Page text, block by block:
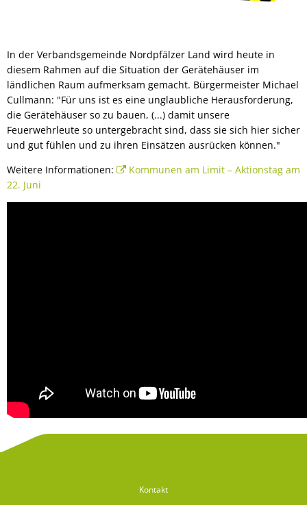
In der Verbandsgemeinde Nordpfälzer Land wird heute in
diesem Rahmen auf die Situation der Gerätehäuser im
ländlichen Raum aufmerksam gemacht. Bürgermeister Michael
Cullmann: "Für uns ist es eine unglaubliche Herausforderung,
die Gerätehäuser so zu bauen, (...) damit unsere
Feuerwehrleute so untergebracht sind, dass sie sich hier sicher
und gut fühlen und zu ihren Einsätzen ausrücken können."
Weitere Informationen:
Kommunen am Limit – Aktionstag am
22. Juni
Kontakt